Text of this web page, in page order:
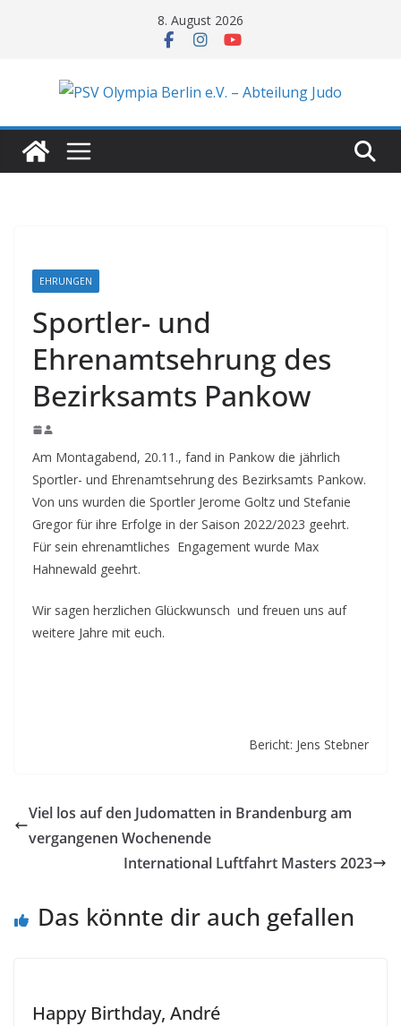
8. August 2026
EHRUNGEN
Sportler- und
Ehrenamtsehrung des
Bezirksamts Pankow
Am Montagabend, 20.11., fand in Pankow die jährlich
Sportler- und Ehrenamtsehrung des Bezirksamts Pankow.
Von uns wurden die Sportler Jerome Goltz und Stefanie
Gregor für ihre Erfolge in der Saison 2022/2023 geehrt.
Für sein ehrenamtliches Engagement wurde Max
Hahnewald geehrt.
Wir sagen herzlichen Glückwunsch und freuen uns auf
weitere Jahre mit euch.
Bericht: Jens Stebner
Viel los auf den Judomatten in Brandenburg am
vergangenen Wochenende
International Luftfahrt Masters 2023
Das könnte dir auch gefallen
Happy Birthday, André